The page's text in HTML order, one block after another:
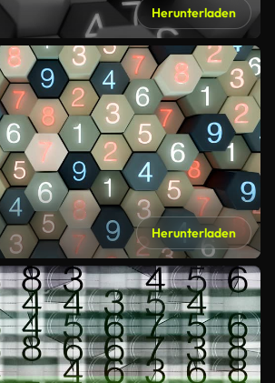
Herunterladen
Herunterladen